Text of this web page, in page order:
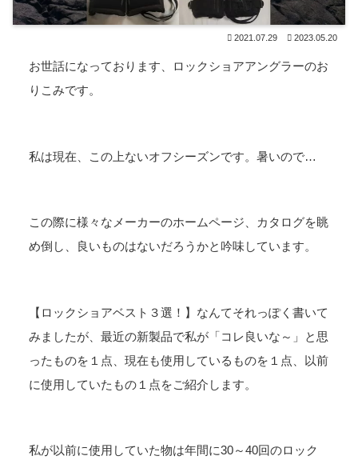
2021.07.29 2023.05.20
お世話になっております、ロックショアアングラーのお
りこみです。
私は現在、この上ないオフシーズンです。暑いので…
この際に様々なメーカーのホームページ、カタログを眺
め倒し、良いものはないだろうかと吟味しています。
【ロックショアベスト３選！】なんてそれっぽく書いて
みましたが、最近の新製品で私が「コレ良いな～」と思
ったものを１点、現在も使用しているものを１点、以前
に使用していたもの１点をご紹介します。
私が以前に使用していた物は年間に30～40回のロック